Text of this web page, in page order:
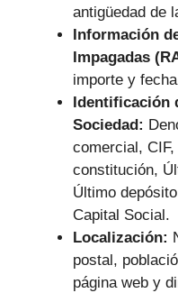
antigüedad de
Información
Impagadas
importe y
Identificación
Sociedad:
comercial,
constitución,
Último
Capital Social.
Localización:
postal,
página web y